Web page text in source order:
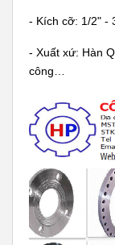
- Kích cỡ: 1/2" -
- Xuất xứ: Hàn
công…